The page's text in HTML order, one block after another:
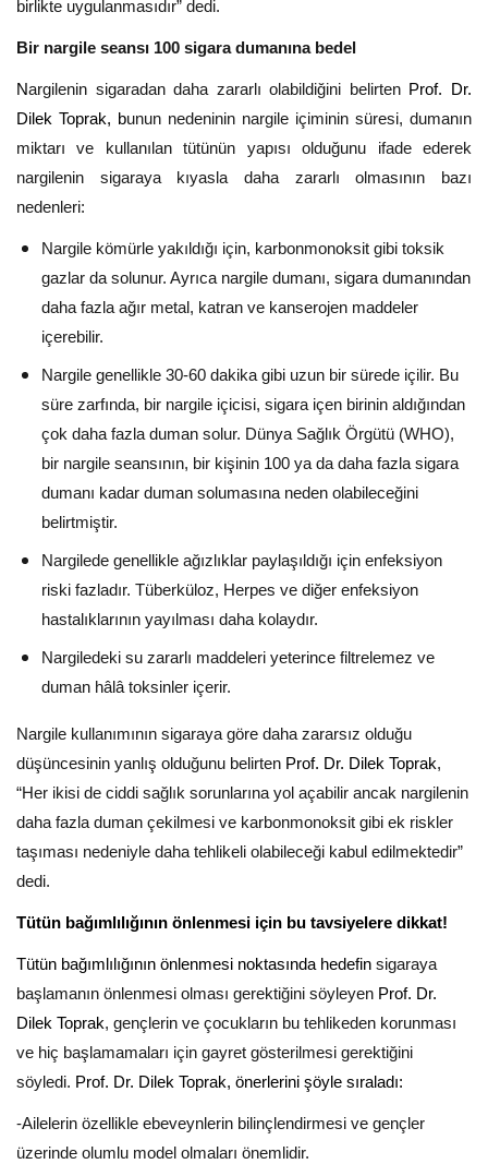
birlikte uygulanmasıdır” dedi.
Bir nargile seansı 100 sigara dumanına bedel
Nargilenin sigaradan daha zararlı olabildiğini belirten Prof. Dr.
Dilek Toprak, bunun nedeninin nargile içiminin süresi, dumanın
miktarı ve kullanılan tütünün yapısı olduğunu ifade ederek
nargilenin sigaraya kıyasla daha zararlı olmasının bazı
nedenleri:
Nargile kömürle yakıldığı için, karbonmonoksit gibi toksik
gazlar da solunur. Ayrıca nargile dumanı, sigara dumanından
daha fazla ağır metal, katran ve kanserojen maddeler
içerebilir.
Nargile genellikle 30-60 dakika gibi uzun bir sürede içilir. Bu
süre zarfında, bir nargile içicisi, sigara içen birinin aldığından
çok daha fazla duman solur. Dünya Sağlık Örgütü (WHO),
bir nargile seansının, bir kişinin 100 ya da daha fazla sigara
dumanı kadar duman solumasına neden olabileceğini
belirtmiştir.
Nargilede genellikle ağızlıklar paylaşıldığı için enfeksiyon
riski fazladır. Tüberküloz, Herpes ve diğer enfeksiyon
hastalıklarının yayılması daha kolaydır.
Nargiledeki su zararlı maddeleri yeterince filtrelemez ve
duman hâlâ toksinler içerir.
Nargile kullanımının sigaraya göre daha zararsız olduğu
düşüncesinin yanlış olduğunu belirten Prof. Dr. Dilek Toprak,
“Her ikisi de ciddi sağlık sorunlarına yol açabilir ancak nargilenin
daha fazla duman çekilmesi ve karbonmonoksit gibi ek riskler
taşıması nedeniyle daha tehlikeli olabileceği kabul edilmektedir​”
dedi.
Tütün bağımlılığının önlenmesi için bu tavsiyelere dikkat!
Tütün bağımlılığının önlenmesi noktasında hedefinsigaraya
başlamanın önlenmesi olması gerektiğini söyleyen Prof. Dr.
Dilek Toprak, gençlerin ve çocukların bu tehlikeden korunması
ve hiç başlamamaları için gayret gösterilmesi gerektiğini
söyledi. Prof. Dr. Dilek Toprak, önerlerini şöyle sıraladı:
-Ailelerin özellikle ebeveynlerin bilinçlendirmesi ve gençler
üzerinde olumlu model olmaları önemlidir.